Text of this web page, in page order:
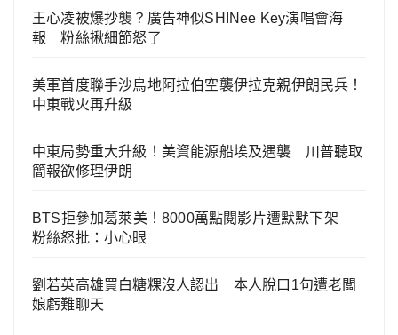
王心凌被爆抄襲？廣告神似SHINee Key演唱會海
報 粉絲揪細節怒了
美軍首度聯手沙烏地阿拉伯空襲伊拉克親伊朗民兵！
中東戰火再升級
中東局勢重大升級！美資能源船埃及遇襲 川普聽取
簡報欲修理伊朗
BTS拒參加葛萊美！8000萬點閱影片遭默默下架
粉絲怒批：小心眼
劉若英高雄買白糖粿沒人認出 本人脫口1句遭老闆
娘虧難聊天